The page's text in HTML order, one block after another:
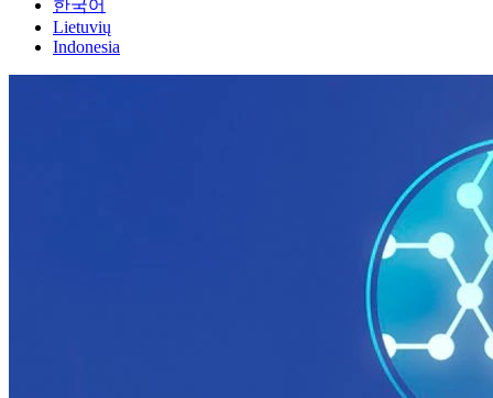
한국어
Lietuvių
Indonesia